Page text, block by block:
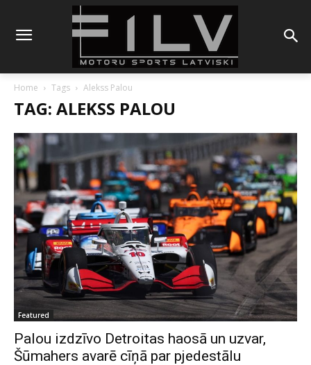
Home Tags Alekss Palou
TAG: ALEKSS PALOU
Featured
Palou izdzīvo Detroitas haosā un uzvar,
Šūmahers avarē cīņā par pjedestālu